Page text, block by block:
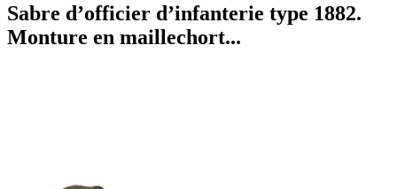
Sabre d’officier d’infanterie type 1882.
Monture en maillechort...